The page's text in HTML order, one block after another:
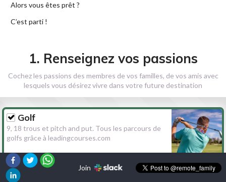
Alors vous êtes prêt ?
C’est parti !
1. Renseignez vos passions
Cochez les passions des membres de vos familles, de vos amis avec
lesquels vous désirez vivre dans votre future destination
Golf
9, 18 trous et pitch and put. Tous les parcours de
golfs grâce à leadingcourses.com
Randonnée
Join